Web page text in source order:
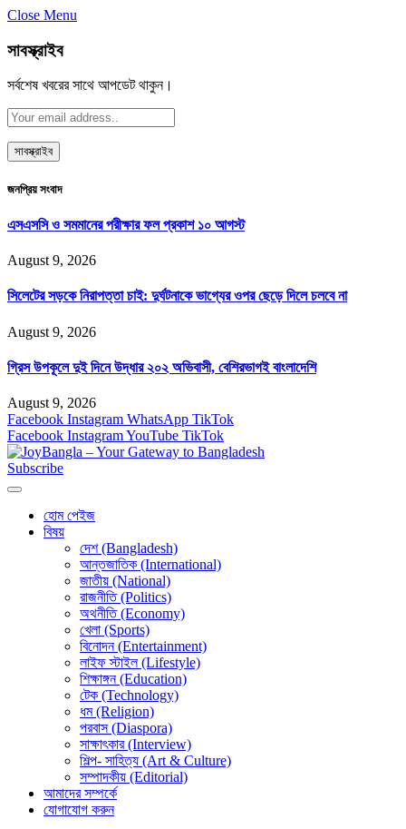
Close Menu
সাবস্ক্রাইব
সর্বশেষ খবরের সাথে আপডেট থাকুন।
জনপ্রিয় সংবাদ
এসএসসি ও সমমানের পরীক্ষার ফল প্রকাশ ১০ আগস্ট
August 9, 2026
সিলেটের সড়কে নিরাপত্তা চাই: দুর্ঘটনাকে ভাগ্যের ওপর ছেড়ে দিলে চলবে না
August 9, 2026
গ্রিস উপকূলে দুই দিনে উদ্ধার ২০২ অভিবাসী, বেশিরভাগই বাংলাদেশি
August 9, 2026
Facebook Instagram WhatsApp TikTok
Facebook InstagramYouTube TikTok
Subscribe
হোম পেইজ
বিষয়
দেশ (Bangladesh)
আন্তজাতিক (International)
জাতীয় (National)
রাজনীতি (Politics)
অথনীতি (Economy)
খেলা (Sports)
বিনোদন (Entertainment)
লাইফ স্টাইল (Lifestyle)
শিক্ষাঙ্গন (Education)
টেক (Technology)
ধম (Religion)
পরবাস (Diaspora)
সাক্ষাৎকার (Interview)
শিল্প- সাহিত্য (Art & Culture)
সম্পাদকীয় (Editorial)
আমাদের সম্পর্কে
যোগাযোগ করুন